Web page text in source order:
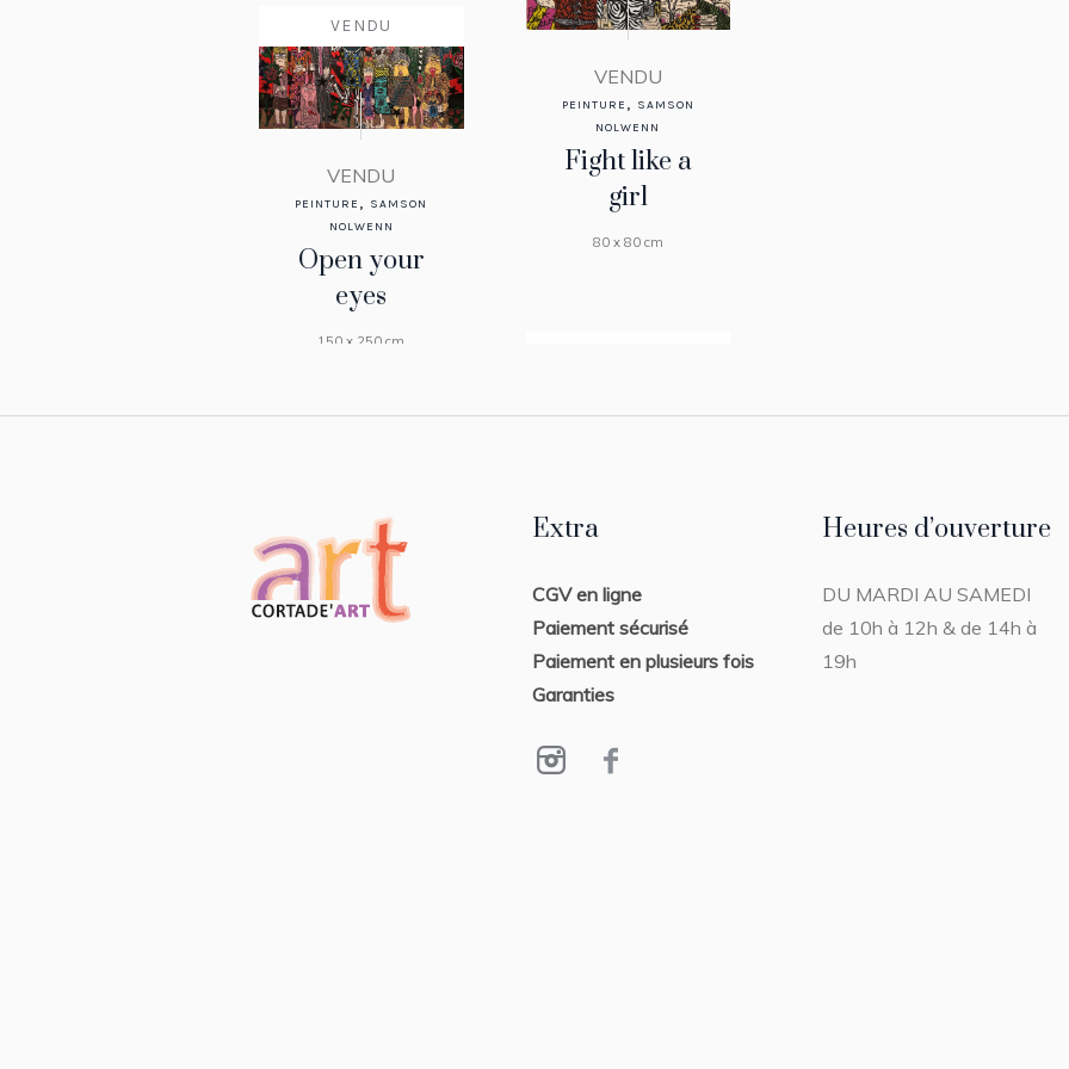
VENDU
PEINTURE , SAMSON
NOLWENN
Fight like a
girl
80 x 80 cm
VENDU
VENDU
PEINTURE , SAMSON
NOLWENN
Open your
eyes
150 x 250 cm
PEINTURE ,SAMSON
NOLWENN
Suck my kiss
80 x 80 cm
Extra
CGV en ligne
Paiement sécurisé
Paiement en plusieurs fois
Garanties
Heures d’ouverture
DU MARDI AU SAMEDI
de 10h à 12h & de 14h à
19h